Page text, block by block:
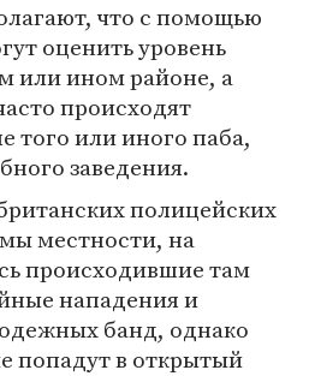
что с помощью
оценить уровень
или ином районе, а
происходят
того или иного паба,
заведения.
полицейских
местности, на
происходившие там
нападения и
банд, однако
попадут в открытый